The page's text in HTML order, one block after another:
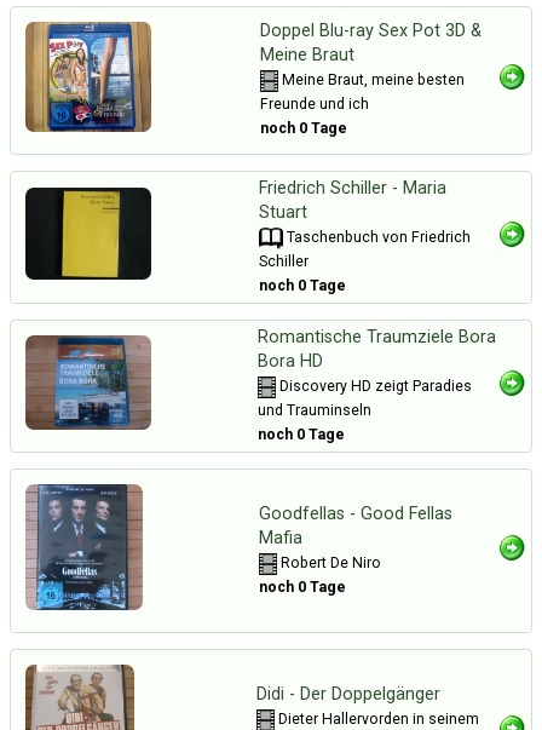
Doppel Blu-ray Sex Pot 3D &
Meine Braut
Meine Braut, meine besten
Freunde und ich
noch 0 Tage
Friedrich Schiller - Maria
Stuart
Taschenbuch von Friedrich
Schiller
noch 0 Tage
Romantische Traumziele Bora
Bora HD
Discovery HD zeigt Paradies
und Trauminseln
noch 0 Tage
Goodfellas - Good Fellas
Mafia
Robert De Niro
noch 0 Tage
Didi - Der Doppelgänger
Dieter Hallervorden in seinem